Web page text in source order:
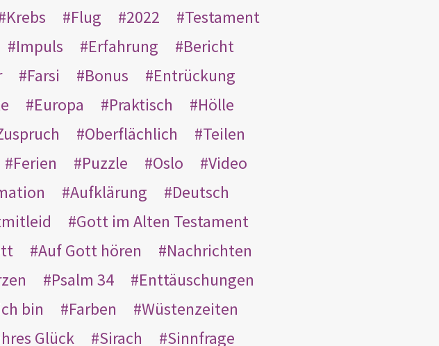
Krebs Flug 2022
Testament
Impuls Erfahrung
Bericht
Farsi Bonus
Entrückung
Europa Praktisch
Hölle
Oberflächlich
Teilen
Ferien Puzzle Oslo
Video
Aufklärung
Deutsch
Gott im Alten Testament
Auf Gott hören
Nachrichten
Psalm 34
Enttäuschungen
bin Farben
Wüstenzeiten
Glück Sirach
Sinnfrage